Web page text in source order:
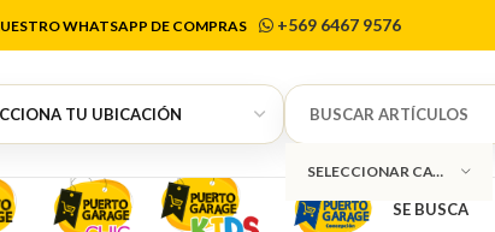
WHATSAPP DE COMPRAS +569 6467 9576
SELECCIONAR CATEGORÍA
SE BUSCA